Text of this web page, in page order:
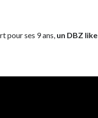
pour ses 9 ans, un DBZ like